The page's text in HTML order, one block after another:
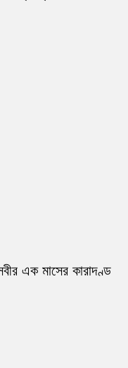
এক মাসের কারাদণ্ড